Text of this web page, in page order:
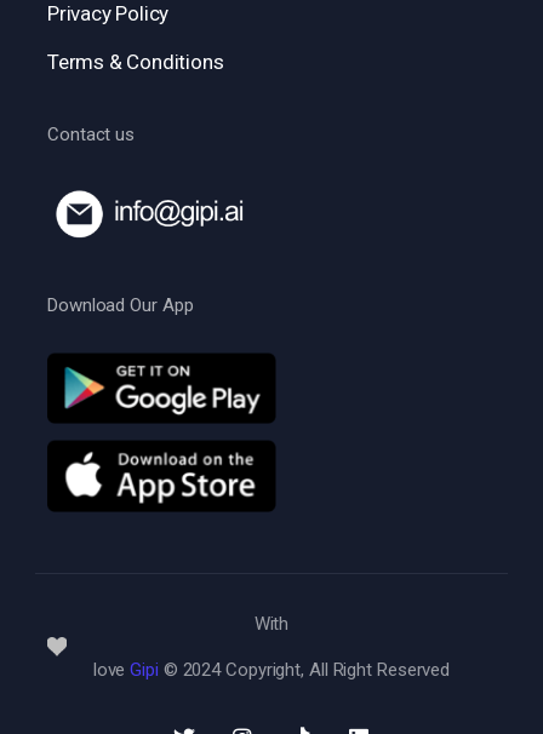
Privacy Policy
Terms & Conditions
Contact us
Download Our App
With
loveGipi © 2024 Copyright, All Right Reserved